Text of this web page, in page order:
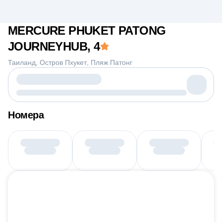
MERCURE PHUKET PATONG
JOURNEYHUB, 4
Таиланд Остров Пхукет Пляж Патонг
Номера